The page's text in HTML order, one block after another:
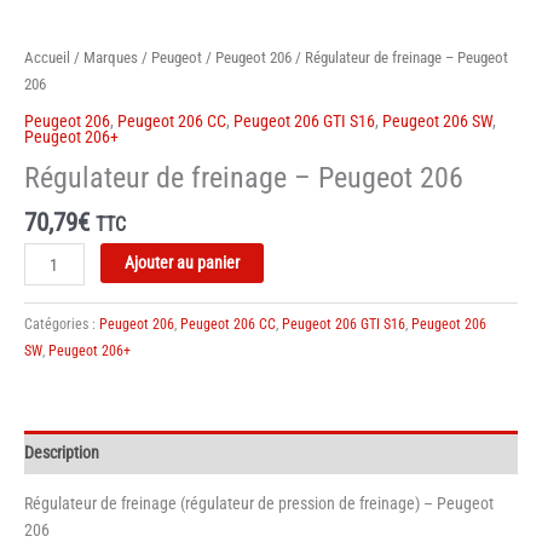
Accueil / Marques / Peugeot / Peugeot 206 / Régulateur de freinage – Peugeot
206
Peugeot 206, Peugeot 206 CC, Peugeot 206 GTI S16, Peugeot 206 SW,
Peugeot 206+
Régulateur de freinage – Peugeot 206
70,79€ TTC
quantité
de
Régulateur
de
freinage
206
Ajouter au panier
Catégories : Peugeot 206, Peugeot 206 CC, Peugeot 206 GTI S16, Peugeot 206
SW, Peugeot 206+
Description
Régulateur de freinage (régulateur de pression de freinage) – Peugeot
206